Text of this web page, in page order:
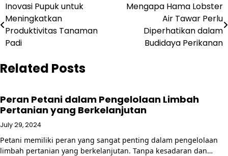
Post
navigation
Inovasi Pupuk untuk
Meningkatkan
Produktivitas Tanaman
Padi
Mengapa Hama Lobster
Air Tawar Perlu
Diperhatikan dalam
Budidaya Perikanan
Related Posts
Peran Petani dalam Pengelolaan Limbah
Pertanian yang Berkelanjutan
July 29, 2024
Petani memiliki peran yang sangat penting dalam pengelolaan
limbah pertanian yang berkelanjutan. Tanpa kesadaran dan…